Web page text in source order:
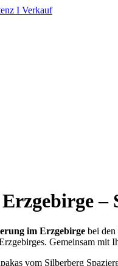
–
im Erzgebirge bei den
Gemeinsam